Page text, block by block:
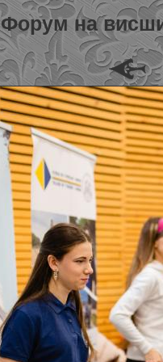
Форум на